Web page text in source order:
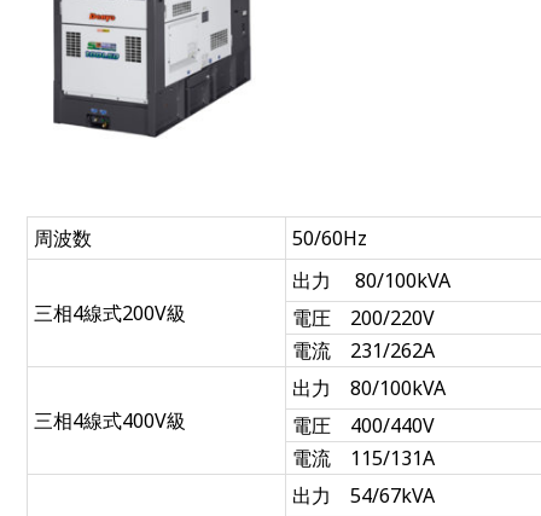
周波数 50/60Hz
三相4線式200V級
出力 80/100kVA
電圧 200/220V
電流 231/262A
三相4線式400V級
出力 80/100kVA
電圧 400/440V
電流 115/131A
出力 54/67kVA